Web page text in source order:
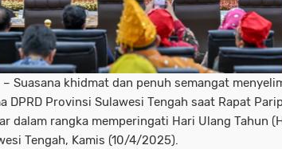
– Suasana khidmat dan penuh semangat
DPRD Provinsi Sulawesi Tengah saat Rapat
dalam rangka memperingati Hari Ulang Tahun
Tengah, Kamis (10/4/2025).